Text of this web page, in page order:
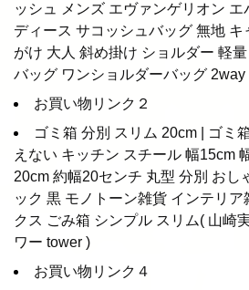
ッシュ メンズ エヴァンゲリオン エ
ディース サコッシュバッグ 無地 キ
がけ 大人 斜め掛け ショルダー 軽
バッグ ワンショルダーバッグ 2way
お買い物リンク２
ゴミ箱 分別 スリム 20cm | ゴミ
えない キッチン スチール 幅15cm
20cm 約幅20センチ 丸型 分別 おし
ック 黒 モノトーン雑貨 インテリア
クス ごみ箱 シンプル スリム( 山崎
ワー tower )
お買い物リンク４